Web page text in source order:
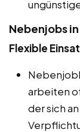
Nebenjobs
Flexible
arbeiten
der sich